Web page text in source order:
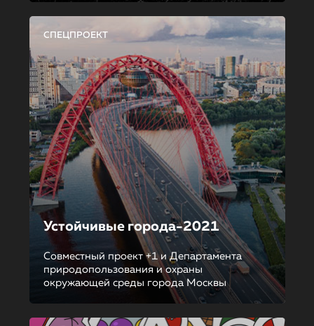
СПЕЦПРОЕКТ
Устойчивые города-2021
Совместный проект +1 и Департамента
природопользования и охраны
окружающей среды города Москвы